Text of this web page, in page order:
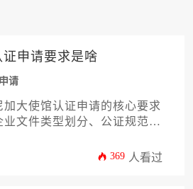
申请要求是啥
请
大使馆认证申请的核心要求
文件类型划分、公证规范、
办理周期管控、常见驳回原因
369 人看过